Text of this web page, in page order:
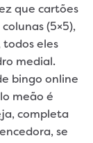
que cartões
(5×5),
eles
medial.
bingo online
meão é
completa
se